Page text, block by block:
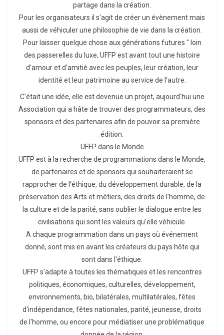
partage dans la création.
Pour les organisateurs il s'agit de créer un évènement mais
aussi de véhiculer une philosophie de vie dans la création.
Pour laisser quelque chose aux générations futures " loin
des passerelles du luxe, UFFP est avant tout une histoire
d'amour et d'amitié avec les peuples, leur création, leur
identité et leur patrimoine au service de l'autre.
C'était une idée, elle est devenue un projet, aujourd'hui une
Association qui a hâte de trouver des programmateurs, des
sponsors et des partenaires afin de pouvoir sa première
édition.
UFFP dans le Monde
UFFP est à la recherche de programmations dans le Monde,
de partenaires et de sponsors qui souhaiteraient se
rapprocher de l'éthique, du développement durable, de la
préservation des Arts et métiers, des droits de l'homme, de
la culture et de la parité, sans oublier le dialogue entre les
civilisations qui sont les valeurs qu'elle véhicule.
A chaque programmation dans un pays où événement
donné, sont mis en avant les créateurs du pays hôte qui
sont dans l'éthique.
UFFP s'adapte à toutes les thématiques et les rencontres
politiques, économiques, culturelles, développement,
environnements, bio, bilatérales, multilatérales, fêtes
d'indépendance, fêtes nationales, parité, jeunesse, droits
de l'homme, ou encore pour médiatiser une problématique